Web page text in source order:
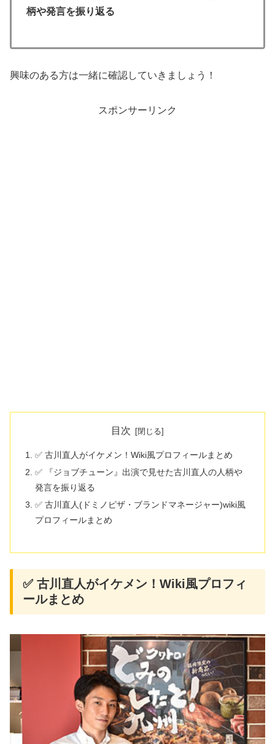
柄や発言を振り返る
興味のある方は一緒に確認していきましょう！
スポンサーリンク
目次
✅ 古川直人がイケメン！Wiki風プロフィールまとめ
✅ 『ジョブチューン』出演で見せた古川直人の人柄や
発言を振り返る
✅ 古川直人(ドミノピザ・ブランドマネージャー)wiki風
プロフィールまとめ
✅ 古川直人がイケメン！Wiki風プロフィ
ールまとめ